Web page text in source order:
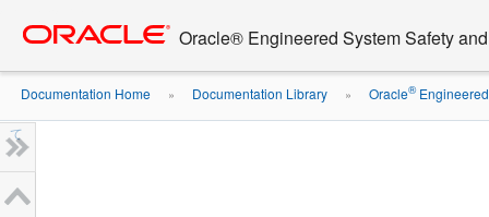
content
Oracle® Engineered System Safety
Documentation Home » Documentation Library » Oracle®
て